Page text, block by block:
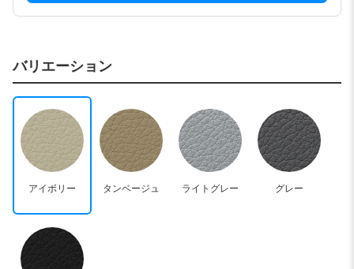
バリエーション
アイボリー タンベージュ ライトグレー グレー